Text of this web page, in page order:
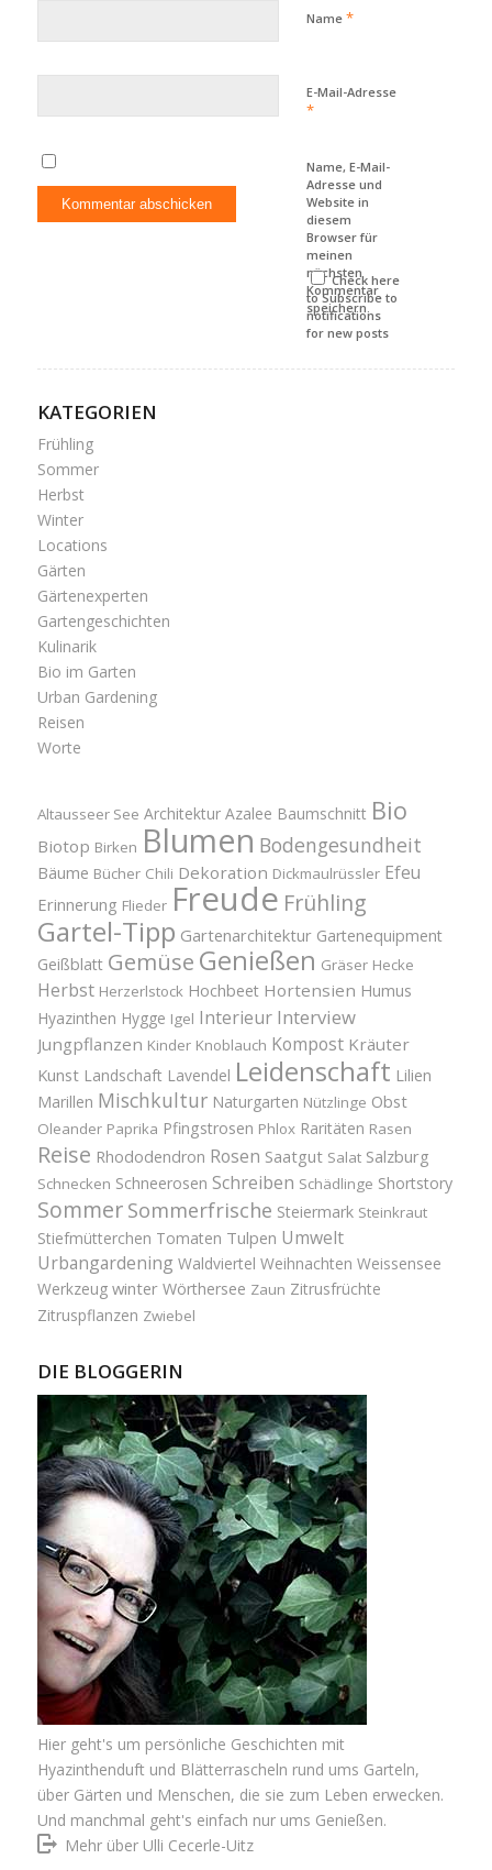
Name *
E-Mail-Adresse
*
Name, E-Mail-
Adresse und
Website in
diesem
Browser für
meinen
nächsten
Kommentar
speichern.
Check here
to Subscribe to
notifications
for new posts
KATEGORIEN
Frühling
Sommer
Herbst
Winter
Locations
Gärten
Gärtenexperten
Gartengeschichten
Kulinarik
Bio im Garten
Urban Gardening
Reisen
Worte
Altausseer See Architektur Azalee Baumschnitt Bio
Biotop Birken Blumen Bodengesundheit
Bäume Bücher Chili Dekoration Dickmaulrüssler Efeu
Erinnerung Flieder Freude Frühling
Gartel-Tipp Gartenarchitektur Gartenequipment
Geißblatt Gemüse Genießen Gräser Hecke
Herbst Herzerlstock Hochbeet Hortensien Humus
Hyazinthen Hygge Igel Interieur Interview
Jungpflanzen Kinder Knoblauch Kompost Kräuter
Kunst Landschaft Lavendel Leidenschaft Lilien
Marillen Mischkultur Naturgarten Nützlinge Obst
Oleander Paprika Pfingstrosen Phlox Raritäten Rasen
Reise Rhododendron Rosen Saatgut Salat Salzburg
Schnecken Schneerosen Schreiben Schädlinge Shortstory
Sommer Sommerfrische Steiermark Steinkraut
Stiefmütterchen Tomaten Tulpen Umwelt
Urbangardening Waldviertel Weihnachten Weissensee
Werkzeug winter Wörthersee Zaun Zitrusfrüchte
Zitruspflanzen Zwiebel
DIE BLOGGERIN
Hier geht's um persönliche Geschichten mit
Hyazinthenduft und Blätterrascheln rund ums Garteln,
über Gärten und Menschen, die sie zum Leben erwecken.
Und manchmal geht's einfach nur ums Genießen.
Mehr über Ulli Cecerle-Uitz